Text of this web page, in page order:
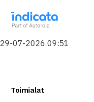
29-07-2026 09:51
Toimialat